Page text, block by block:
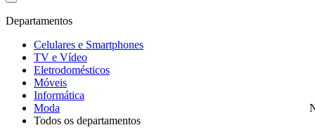
Departamentos
Celulares e Smartphones
TV e Vídeo
Eletrodomésticos
Móveis
Informática
Moda
Todos os departamentos